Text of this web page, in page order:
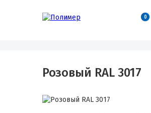
0
Розовый RAL 3017